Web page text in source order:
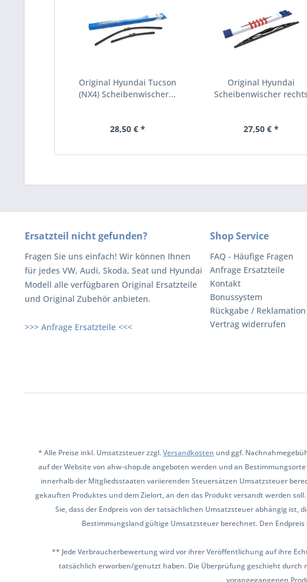
Original Hyundai Tucson
(NX4) Scheibenwischer...
28,50 € *
Original Hyundai
Scheibenwischer rechts
27,50 € *
Ersatzteil nicht gefunden?
Fragen Sie uns einfach! Wir können Ihnen
für jedes VW, Audi, Skoda, Seat und Hyundai
Modell alle verfügbaren Original Ersatzteile
und Original Zubehör anbieten.
>>> Anfrage Ersatzteile <<<
Shop Service
FAQ - Häufige Fragen
Anfrage Ersatzteile
Kontakt
Bonussystem
Rückgabe / Reklamation
Vertrag widerrufen
* Alle Preise inkl. Umsatzsteuer zzgl.Versandkosten und ggf.
auf der Website von ahw-shop.de angeboten werden und an
innerhalb der Mitgliedsstaaten variierenden Steuersätzen Umsatzsteuer
gekauften Produktes und dem Zielort, an den das Produkt versandt werden
Sie, dass der Endpreis von der tatsächlichen Umsatzsteuer abhängig
Bestimmungsland gültige Umsatzsteuer berechnet. Den
** Jede Verbraucherbewertung wird vor ihrer Veröffentlichung auf ihre
tatsächlich erworben/genutzt haben. Die Überprüfung geschieht durch